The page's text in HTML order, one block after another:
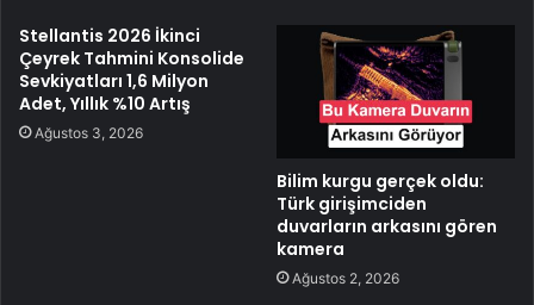
Stellantis 2026 İkinci
Çeyrek Tahmini Konsolide
Sevkiyatları 1,6 Milyon
Adet, Yıllık %10 Artış
Ağustos 3, 2026
Bilim kurgu gerçek oldu:
Türk girişimciden
duvarların arkasını gören
kamera
Ağustos 2, 2026